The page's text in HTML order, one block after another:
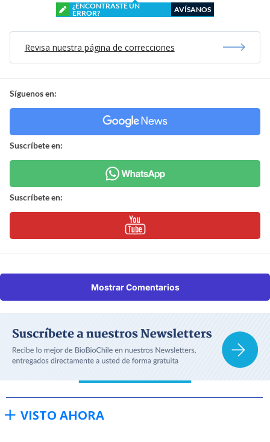
¿ENCONTRASTE UN
ERROR?
AVÍSANOS
Revisa nuestra página de correcciones
Síguenos en:
Suscríbete en:
Suscríbete en:
Mostrar Comentarios
VISTO AHORA